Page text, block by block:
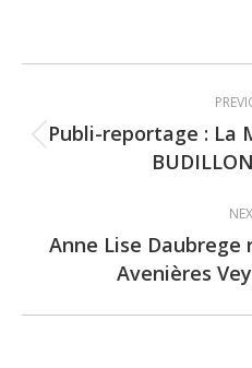
navigation
Publi-reportage : La
Anne Lise
Avenières